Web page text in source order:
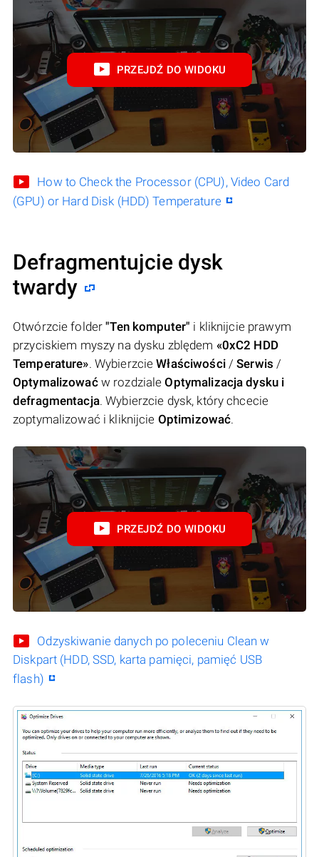
PRZEJDŹ DO WIDOKU
How to Check the Processor (CPU), Video Card
(GPU) or Hard Disk (HDD) Temperature
Defragmentujcie dysk
twardy
Otwórzcie folder"Ten komputer" i kliknijcie prawym
przyciskiem myszy na dysku zblędem «0xC2 HDD
Temperature». WybierzcieWłaściwości/Serwis /
Optymalizowaćw rozdzialeOptymalizacja dysku i
defragmentacja. Wybierzcie dysk, który chcecie
zoptymalizować i kliknijcie Optimizować.
PRZEJDŹ DO WIDOKU
Odzyskiwanie danych po poleceniu Clean w
Diskpart (HDD, SSD, karta pamięci, pamięć USB
flash)